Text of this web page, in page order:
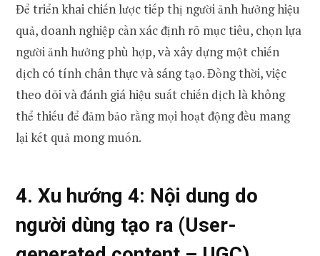
Để triển khai chiến lược tiếp thị người ảnh hưởng hiệu
quả, doanh nghiệp cần xác định rõ mục tiêu, chọn lựa
người ảnh hưởng phù hợp, và xây dựng một chiến
dịch có tính chân thực và sáng tạo. Đồng thời, việc
theo dõi và đánh giá hiệu suất chiến dịch là không
thể thiếu để đảm bảo rằng mọi hoạt động đều mang
lại kết quả mong muốn.
4. Xu hướng 4: Nội dung do
người dùng tạo ra (User-